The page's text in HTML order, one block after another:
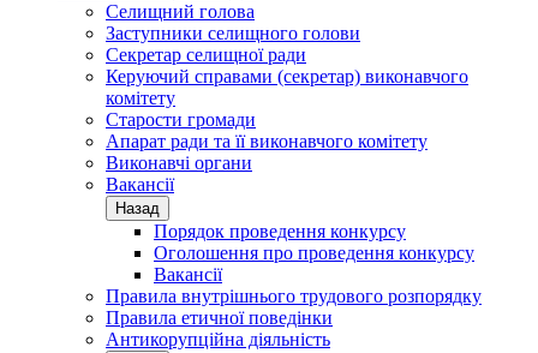
Селищний голова
Заступники селищного голови
Секретар селищної ради
Керуючий справами (секретар) виконавчого
комітету
Старости громади
Апарат ради та її виконавчого комітету
Виконавчі органи
Вакансії
Назад
Порядок проведення конкурсу
Оголошення про проведення конкурсу
Вакансії
Правила внутрішнього трудового розпорядку
Правила етичної поведінки
Антикорупційна діяльність